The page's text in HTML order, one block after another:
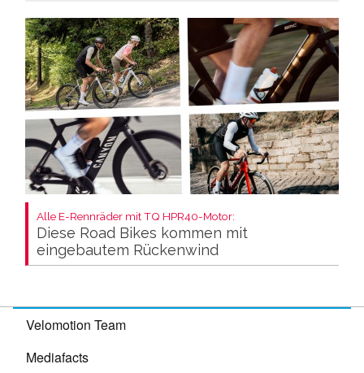
Alle E-Rennräder mit TQ HPR40-Motor:
Diese Road Bikes kommen mit
eingebautem Rückenwind
Velomotion Team
Mediafacts